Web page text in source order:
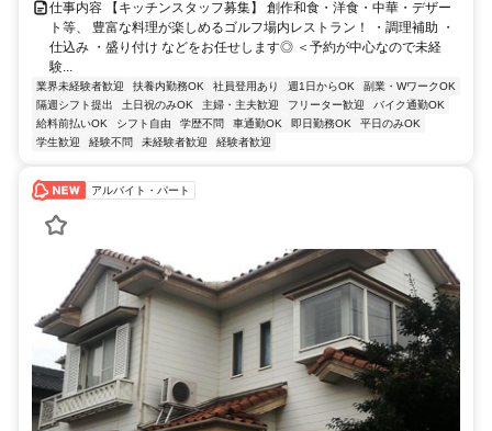
仕事内容 【キッチンスタッフ募集】 創作和食・洋食・中華・デザー
ト等、 豊富な料理が楽しめるゴルフ場内レストラン！ ・調理補助 ・
仕込み ・盛り付け などをお任せします◎ ＜予約が中心なので未経
験...
業界未経験者歓迎 扶養内勤務OK 社員登用あり 週1日からOK
副業・WワークOK
隔週シフト提出
土日祝のみOK 主婦・主夫歓迎 フリーター歓迎
バイク通勤OK
給料前払いOK
シフト自由 学歴不問 車通勤OK 即日勤務OK
平日のみOK
学生歓迎
経験不問 未経験者歓迎 経験者歓迎
アルバイト・パート